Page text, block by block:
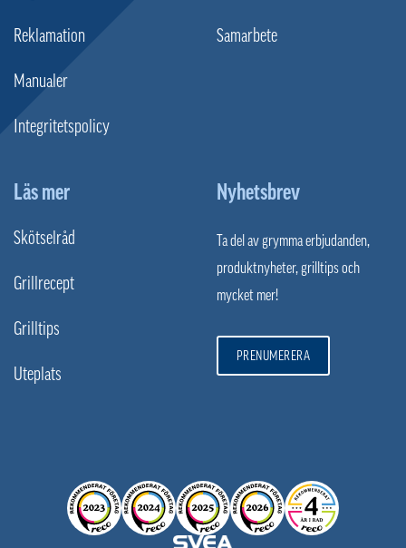
Reklamation
Manualer
Integritetspolicy
Samarbete
Läs mer
Skötselråd
Grillrecept
Grilltips
Uteplats
Nyhetsbrev
Ta del av grymma erbjudanden,
produktnyheter, grilltips och
mycket mer!
PRENUMERERA